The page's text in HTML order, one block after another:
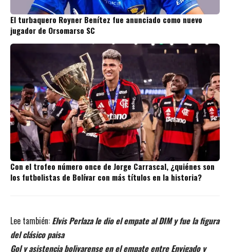
El turbaquero Royner Benítez fue anunciado como nuevo
jugador de Orsomarso SC
Con el trofeo número once de Jorge Carrascal, ¿quiénes son
los futbolistas de Bolívar con más títulos en la historia?
Lee también: Elvis Perlaza le dio el empate al DIM y fue la figura
del clásico paisa
Gol y asistencia bolivarense en el empate entre Envigado y